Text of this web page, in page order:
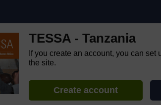
TESSA - Tanzania
If you create an account, you can
the site.
Create account